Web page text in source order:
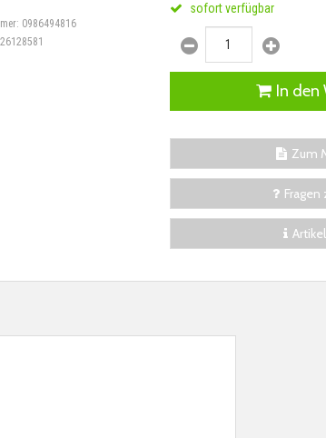
0986494816
sofort verfügbar
In den
Zum
Fragen